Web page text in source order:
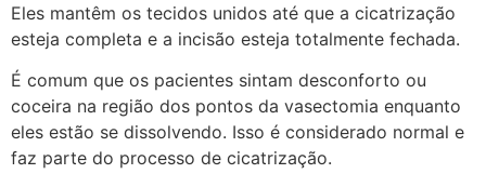
Eles mantêm os tecidos unidos até que a cicatrização
esteja completa e a incisão esteja totalmente fechada.
É comum que os pacientes sintam desconforto ou
coceira na região dos pontos da vasectomia enquanto
eles estão se dissolvendo. Isso é considerado normal e
faz parte do processo de cicatrização.